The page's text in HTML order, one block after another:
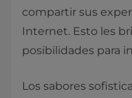
compartir sus
Internet. Esto les
posibilidades para
Los sabores